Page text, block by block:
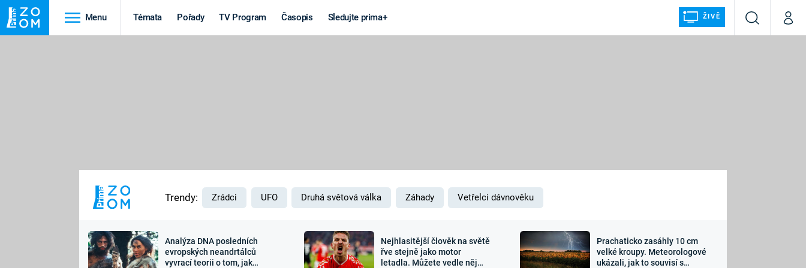
Menu Témata Pořady TV Program Časopis Sledujte prima+ ŽIVĚ
VyhledáváníMůj
MARS
Výročí
Záhady a
Zajímavosti Sledujte nás
Trendy: Zrádci UFO Druhá světová válka Záhady Vetřelci dávnověku
Analýza DNA posledních
evropských neandrtálců
vyvrací teorii o tom, jak
Nejhlasitější člověk na světě
řve stejně jako motor
letadla. Můžete vedle něj
Prachaticko zasáhly 10 cm
velké kroupy. Meteorologové
ukázali, jak to souvisí s